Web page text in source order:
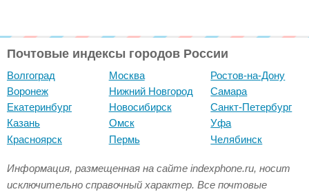
Почтовые индексы городов России
Волгоград
Воронеж
Екатеринбург
Казань
Красноярск
Москва
Нижний Новгород
Новосибирск
Омск
Пермь
Ростов-на-Дону
Самара
Санкт-Петербург
Уфа
Челябинск
Информация, размещенная на сайте indexphone.ru, носит
исключительно справочный характер. Все почтовые